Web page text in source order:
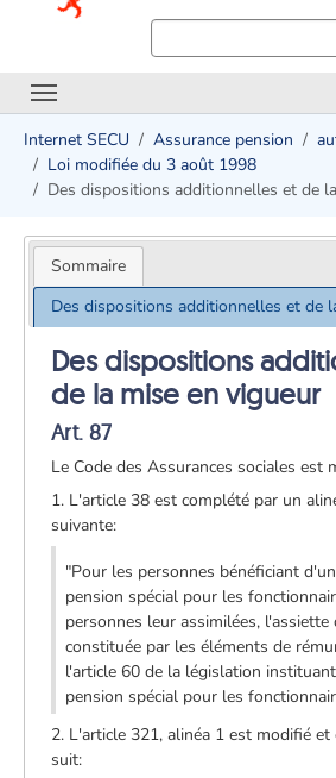
Internet SECU Assurance pension
Loi modifiée du 3 août 1998
Des dispositions additionnelles et de
Sommaire
Des dispositions additionnelles et de
Des dispositions
de la mise en vigueur
Art. 87
Le Code des Assurances sociales est
1. L'article 38 est complété par un
suivante:
"Pour les personnes bénéficiant
pension spécial pour les
personnes leur assimilées,
constituée par les éléments de
l'article 60 de la législation
pension spécial pour les
2. L'article 321, alinéa 1 est modifié
suit: